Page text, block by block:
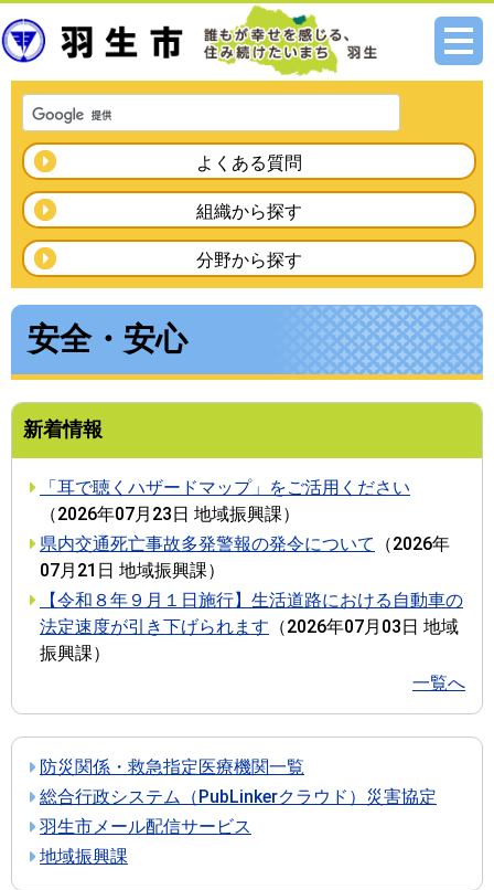
メニ
よくある質問
組織から探す
分野から探す
安全・安心
新着情報
「耳で聴くハザードマップ」をご活用ください
（2026年07月23日 地域振興課）
県内交通死亡事故多発警報の発令について
（2026年
07月21日 地域振興課）
【令和８年９月１日施行】生活道路における自動車の
法定速度が引き下げられます （2026年07月03日 地域
振興課）
一覧へ
防災関係・救急指定医療機関一覧
総合行政システム（PubLinkerクラウド）災害協定
羽生市メール配信サービス
地域振興課